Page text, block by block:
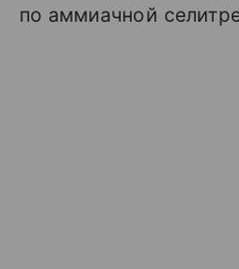
по аммиачной